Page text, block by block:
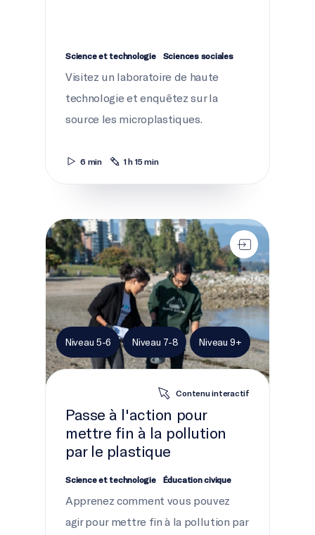
Science et technologie Sciences sociales
Visitez un laboratoire de haute
technologie et enquêtez sur la
source les microplastiques.
6 min 1 h 15 min
Passe à l'action pour mettre fin à la pollution par le
Niveau 5-6 Niveau 7-8 Niveau 9+
Contenu interactif
Passe à l'action pour
mettre fin à la pollution
par le plastique
Science et technologie Éducation civique
Apprenez comment vous pouvez
agir pour mettre fin à la pollution par